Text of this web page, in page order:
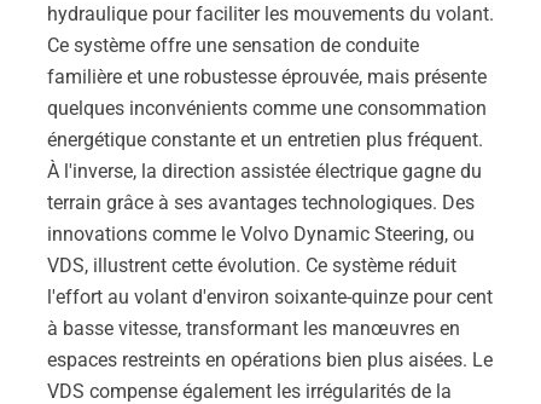
hydraulique pour faciliter les mouvements du volant.
Ce système offre une sensation de conduite
familière et une robustesse éprouvée, mais présente
quelques inconvénients comme une consommation
énergétique constante et un entretien plus fréquent.
À l'inverse, la direction assistée électrique gagne du
terrain grâce à ses avantages technologiques. Des
innovations comme le Volvo Dynamic Steering, ou
VDS, illustrent cette évolution. Ce système réduit
l'effort au volant d'environ soixante-quinze pour cent
à basse vitesse, transformant les manœuvres en
espaces restreints en opérations bien plus aisées. Le
VDS compense également les irrégularités de la